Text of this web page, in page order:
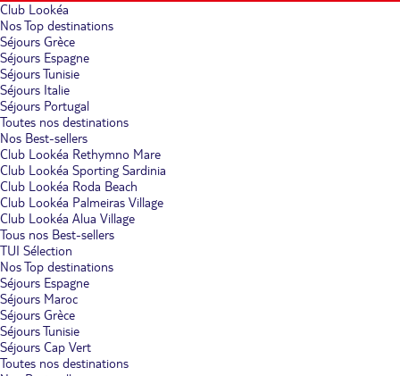
Club Lookéa
Nos Top destinations
Séjours Grèce
Séjours Espagne
Séjours Tunisie
Séjours Italie
Séjours Portugal
Toutes nos destinations
Nos Best-sellers
Club Lookéa Rethymno Mare
Club Lookéa Sporting Sardinia
Club Lookéa Roda Beach
Club Lookéa Palmeiras Village
Club Lookéa Alua Village
Tous nos Best-sellers
TUI Sélection
Nos Top destinations
Séjours Espagne
Séjours Maroc
Séjours Grèce
Séjours Tunisie
Séjours Cap Vert
Toutes nos destinations